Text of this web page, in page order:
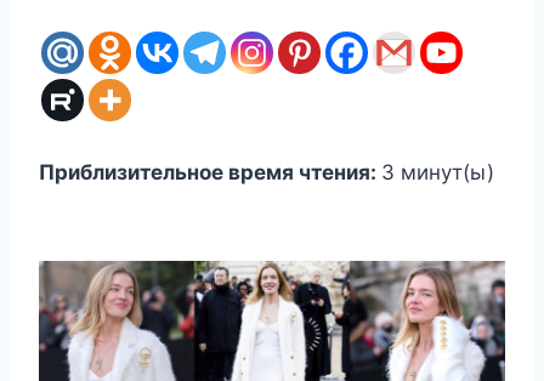
Приблизительное время чтения: 3 минут(ы)